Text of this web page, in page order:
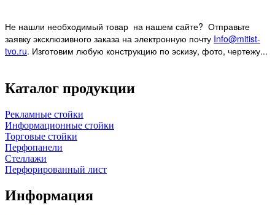
Не нашли необходимый товар на нашем сайте? Отправьте
заявку эксклюзивного заказа на электронную почту Info@mitist-
tvo.ru. Изготовим любую конструкцию по эскизу, фото, чертежу...
Каталог продукции
Рекламные стойки
Информационные стойки
Торговые стойки
Перфопанели
Стеллажи
Перфорированный лист
Информация